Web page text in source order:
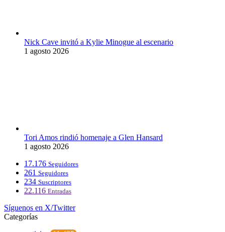
Nick Cave invitó a Kylie Minogue al escenario
1 agosto 2026
Tori Amos rindió homenaje a Glen Hansard
1 agosto 2026
17.176 Seguidores
261 Seguidores
234 Suscriptores
22.116 Entradas
Síguenos en X/Twitter
Categorías